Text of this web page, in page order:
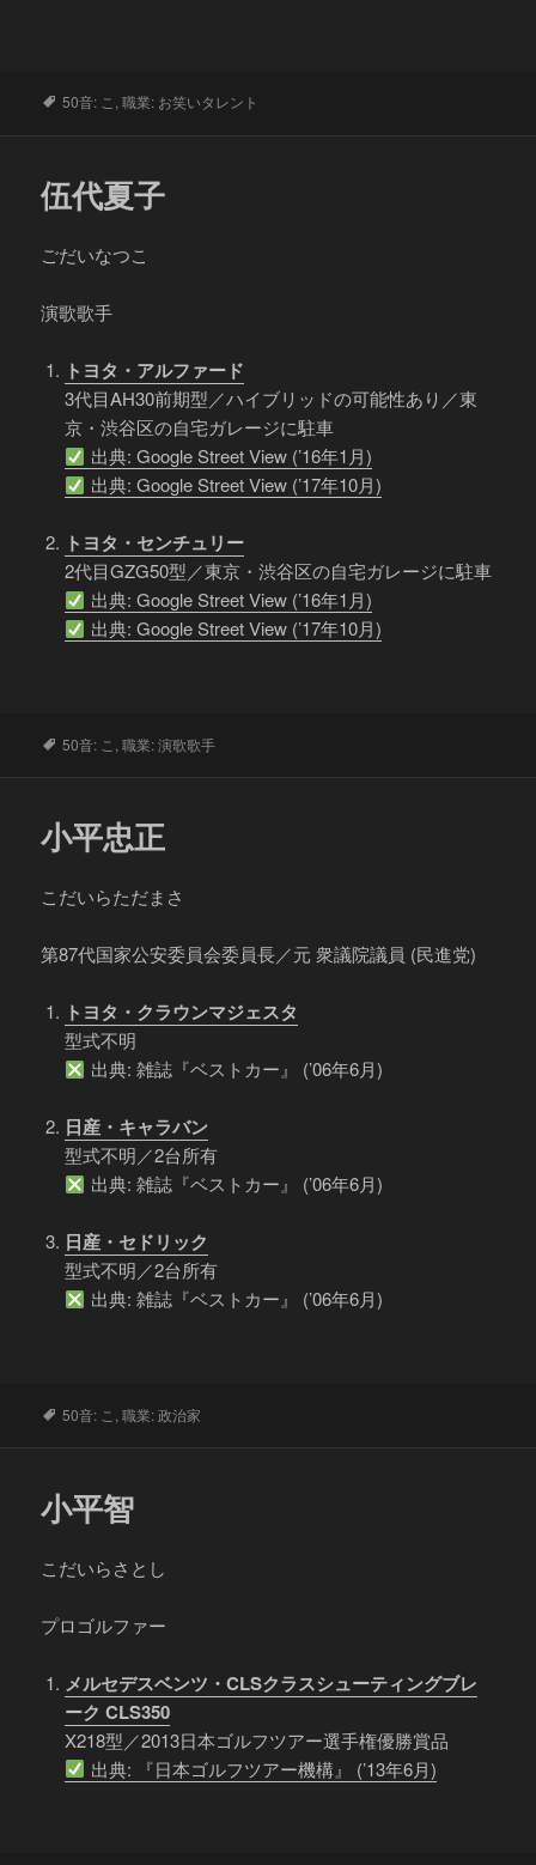
タ
50音: こ ,職業: お笑いタレント
伍代夏子
ごだいなつこ
演歌歌手
トヨタ・アルファード
3代目AH30前期型／ハイブリッドの可能性あり／東
京・渋谷区の自宅ガレージに駐車
出典: Google Street View (’16年1月)
出典: Google Street View (’17年10月)
トヨタ・センチュリー
2代目GZG50型／東京・渋谷区の自宅ガレージに駐車
出典: Google Street View (’16年1月)
出典: Google Street View (’17年10月)
タ
50音: こ ,職業: 演歌歌手
小平忠正
こだいらただまさ
第87代国家公安委員会委員長／元 衆議院議員 (民進党)
トヨタ・クラウンマジェスタ
型式不明
出典: 雑誌『ベストカー』 (’06年6月)
日産・キャラバン
型式不明／2台所有
出典: 雑誌『ベストカー』 (’06年6月)
日産・セドリック
型式不明／2台所有
出典: 雑誌『ベストカー』 (’06年6月)
タ
50音: こ ,職業: 政治家
小平智
こだいらさとし
プロゴルファー
メルセデスベンツ・CLSクラスシューティングブレ
ーク CLS350
X218型／2013日本ゴルフツアー選手権優勝賞品
出典: 『日本ゴルフツアー機構』 (’13年6月)